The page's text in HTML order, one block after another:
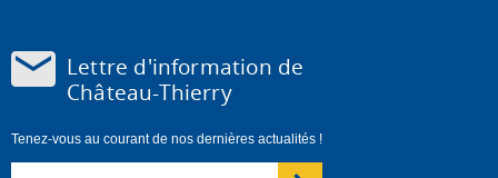
Lettre d'information de
Château-Thierry
Tenez-vous au courant de nos dernières actualités !